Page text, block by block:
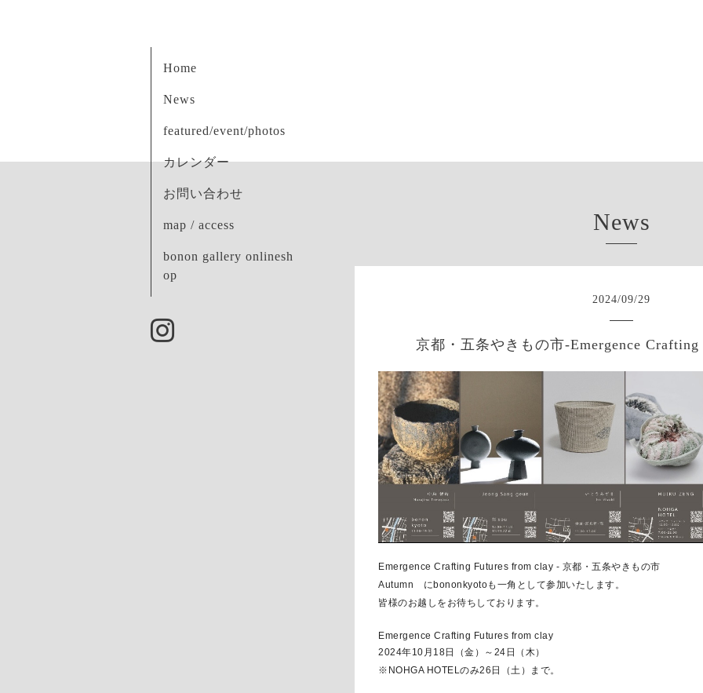
Home
News
featured/event/photos
カレンダー
お問い合わせ
map / access
bonon gallery onlinesh
op
News
2024/09/29
京都・五条やきもの市-Emergence
Emergence Crafting Futures from clay - 京都・五条やきもの市
Autumn にbononkyotoも一角として参加いたします。
皆様のお越しをお待ちしております。
Emergence Crafting Futures from clay
2024年10月18日（金）～24日（木）
※NOHGA HOTELのみ26日（土）まで。